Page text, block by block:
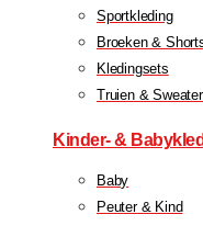
Sportkleding
Broeken &
Kledingsets
Truien &
Kinder- &
Baby
Peuter & Kind